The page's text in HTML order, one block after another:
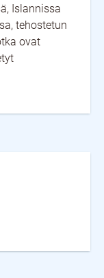
Islannissa
tehostetun
ovat